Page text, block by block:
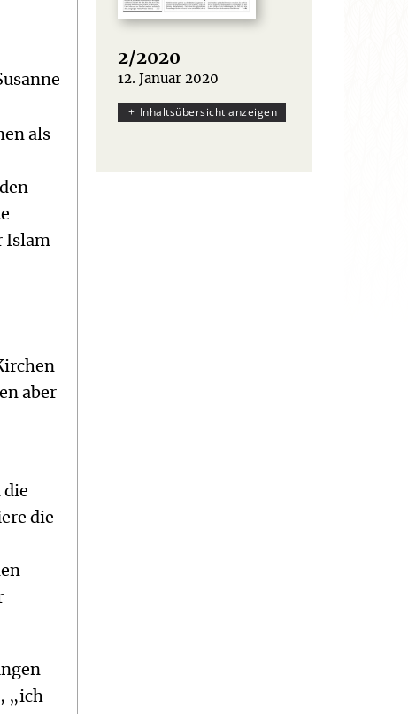
als
Islam
aber
die
die
„ich
2/2020
:
12. Januar 2020
Inhaltsübersicht anzeigen